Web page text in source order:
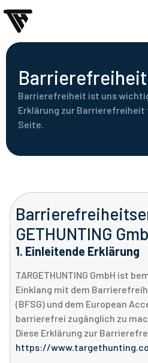
Barrierefreiheit ist uns
Erklärung zur Barrierefreiheit
Seite.
GETHUNTING
1. Einleitende Erklärung
TARGETHUNTING GmbH ist
Einklang mit dem
(BFSG) und dem European
barrierefrei zugänglich zu
Diese Erklärung zur
https://